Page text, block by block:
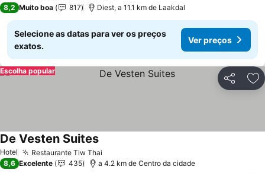
8,2 Muito boa 817 Diest, a 11.1 km de Laakdal
Selecione as datas para ver os preços
exatos.
Ver preços
Partilhar
Escolha popular
Hotel Restaurante Tiw Thai
De Vesten SuitesVer preços
8,6 Excelente 435 a 4.2 km de Centro da cidade